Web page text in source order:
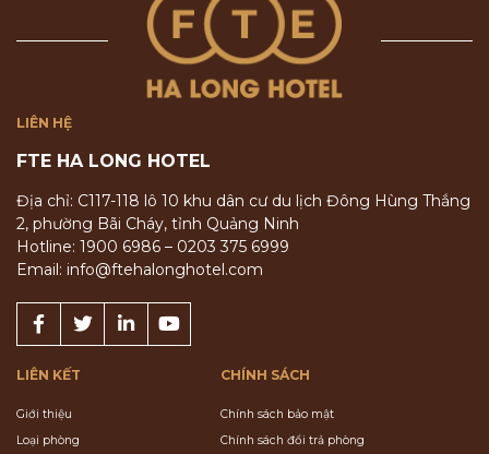
LIÊN HỆ
FTE HA LONG HOTEL
Địa chỉ: C117-118 lô 10 khu dân cư du lịch Đông Hùng Thắng
2, phường Bãi Cháy, tỉnh Quảng Ninh
Hotline: 1900 6986 – 0203 375 6999
Email: info@ftehalonghotel.com
LIÊN KẾT
Giới thiệu
Loại phòng
CHÍNH SÁCH
Chính sách bảo mật
Chính sách đổi trả phòng